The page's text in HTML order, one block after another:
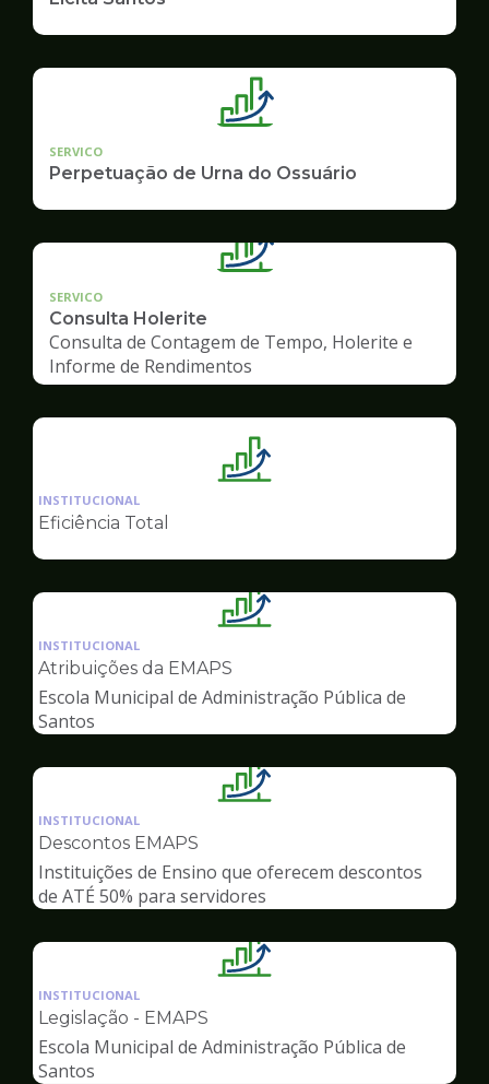
SERVICO
Perpetuação de Urna do Ossuário
SERVICO
Consulta Holerite
Consulta de Contagem de Tempo, Holerite e
Informe de Rendimentos
Ilustração
Gestão
INSTITUCIONAL
Eficiência Total
Ilustração
de
Gestão
INSTITUCIONAL
Atribuições da EMAPS
Escola Municipal de Administração Pública de
Santos
Ilustração
Gestão
INSTITUCIONAL
Descontos EMAPS
Instituições de Ensino que oferecem descontos
de ATÉ 50% para servidores
Ilustração
de
Gestão
INSTITUCIONAL
Legislação - EMAPS
Escola Municipal de Administração Pública de
Santos